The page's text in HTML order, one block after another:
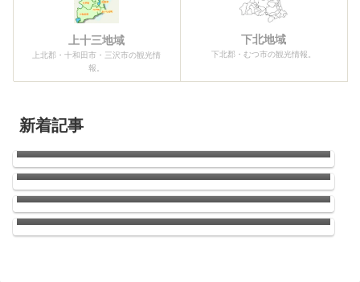
上十三地域
上北郡・十和田市・三沢市の観光情
報。
下北地域
下北郡・むつ市の観光情報。
新着記事
2026青森ねぶた祭開幕！！
南郷のひまわり
ウニの季節がやってきた！
店長お気に入りのラーメン屋さんがドーナッ
ツ（ハンバーガーもあり）のお店に変わって
いた件